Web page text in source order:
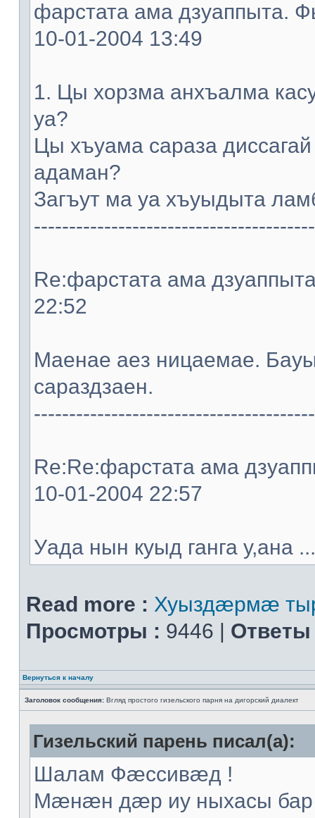
фарстата ама дзуаппыта.
10-01-2004 13:49
1. Цы хорзма анхъалма
уа?
Цы хъуама сараза
адаман?
Загъут ма уа хъуыдыта
Re:фарстата ама
22:52
Мaeнae aeз ницaeмae.
сараздзaeн.
Re:Re:фарстата ама
10-01-2004 22:57
Уада нын куыд ганга у,ана ...
Read more : Хуыздæрмæ
Просмотры : 9446 | Ответы
Вернуться к началу
Заголовок сообщения: Вгляд простого гизельского парня на дигорский диалект
Гизельский парень писал(а):
Шалам Фæссивæд !
Мæнæн дæр иу ныхасы бар